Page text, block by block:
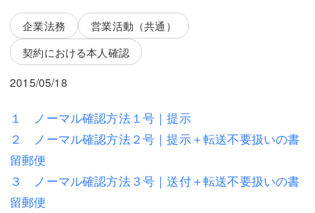
吉元 優仁
小川 祐
弁護士費用
不動産
相続・遺言
離婚（夫婦間トラブル）
企業法務
吉元 優仁
弁護士費用
不動産
相続・遺言
離婚（夫婦間トラブル）
企業法務
労働問題（解雇，残業等）
企業法務
営業活動（共通）
契約における本人確認
2015/05/18
１ ノーマル確認方法１号｜提示
２ ノーマル確認方法２号｜提示＋転送不要扱いの書
留郵便
３ ノーマル確認方法３号｜送付＋転送不要扱いの書
留郵便